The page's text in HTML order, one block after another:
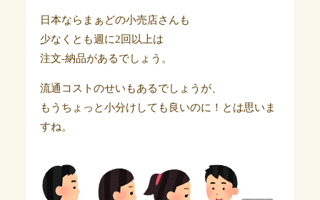
日本ならまぁどの小売店さんも
少なくとも週に2回以上は
注文-納品があるでしょう。
流通コストのせいもあるでしょうが、
もうちょっと小分けしても良いのに！とは思いま
すね。